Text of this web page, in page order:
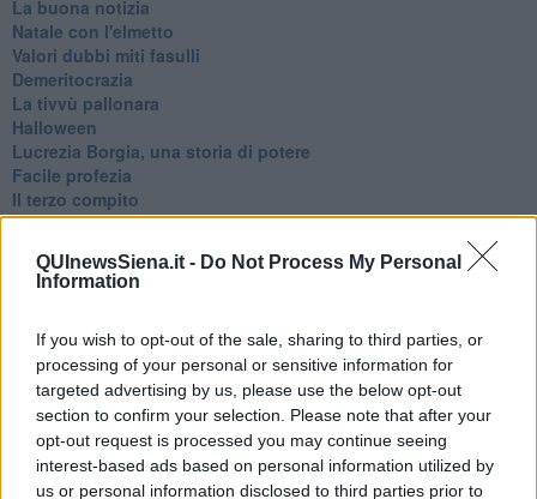
QUInewsSiena.it - Do Not Process My Personal
Information
If you wish to opt-out of the sale, sharing to third parties, or
processing of your personal or sensitive information for
targeted advertising by us, please use the below opt-out
section to confirm your selection. Please note that after your
opt-out request is processed you may continue seeing
interest-based ads based on personal information utilized by
us or personal information disclosed to third parties prior to
La buona notizia
Natale con l'elmetto
Valori dubbi miti fasulli
Demeritocrazia
La tivvù pallonara
Halloween
​Lucrezia Borgia, una storia di potere
Facile profezia
Il terzo compito
L'abiura di Galileo
La guerricciola delle due rose
La truffa all'anziano
La repressione sessuale per sentito dire
Diseducazione televisiva e inerzia della politica
Foto storica
Esequie solenni
Nostalgia del sangue blu
Teste calde
Non avere e non essere